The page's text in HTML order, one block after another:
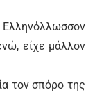
είχε μάλλον
τον σπόρο της